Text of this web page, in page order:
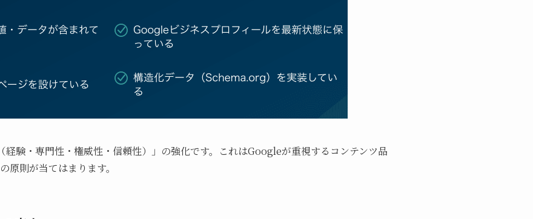
験・専門性・権威性・信頼性）」の強化です。これはGoogleが重視するコンテンツ品
則が当てはまります。